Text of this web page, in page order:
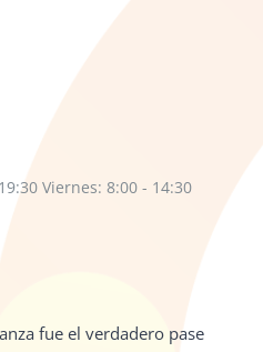
Viernes: 8:00 - 14:30
fue el verdadero pase